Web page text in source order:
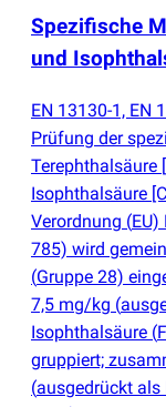
Spezifische
und
EN 13130-1, EN
Prüfung der
Terephthalsäure
Isophthalsäure
Verordnung (
785) wird
(Gruppe 28)
7,5 mg/kg (
Isophthalsäure (
gruppiert;
(ausgedrückt